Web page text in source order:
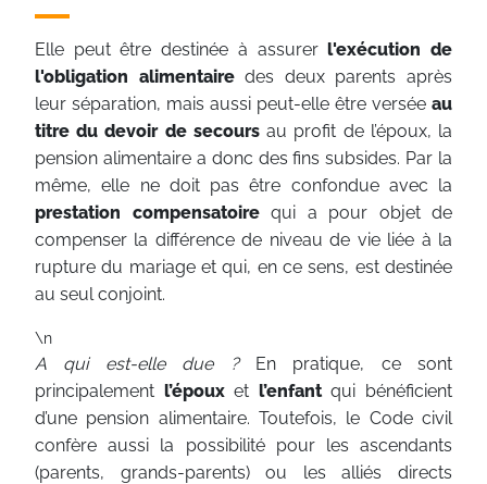
Elle peut être destinée à assurerl'exécution de
l'obligation alimentairedes deux parents après
leur séparation, mais aussi peut-elle être versée au
titre du devoir de secoursau profit de l’époux, la
pension alimentaire a donc des fins subsides. Par la
même, elle ne doit pas être confondue avec la
prestation compensatoirequi a pour objet de
compenser la différence de niveau de vie liée à la
rupture du mariage et qui, en ce sens, est destinée
au seul conjoint.
\n
A qui est-elle due ? En pratique, ce sont
principalement l’épouxet l’enfantqui bénéficient
d’une pension alimentaire. Toutefois, le Code civil
confère aussi la possibilité pour les ascendants
(parents, grands-parents) ou les alliés directs